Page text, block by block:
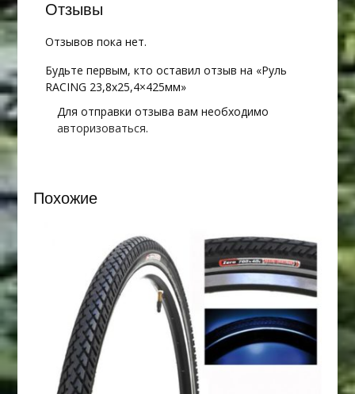
Отзывы
Отзывов пока нет.
Будьте первым, кто оставил отзыв на «Руль
RACING 23,8х25,4×425мм»
Для отправки отзыва вам необходимо
авторизоваться.
Похожие